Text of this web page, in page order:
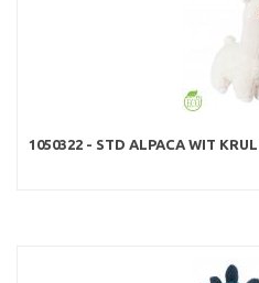
1050322 - STD ALPACA WIT